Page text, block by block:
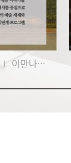
[온라인 전시] 2026 성남작가조명전Ⅰ 이만나 《헤테로토피아: 신화..